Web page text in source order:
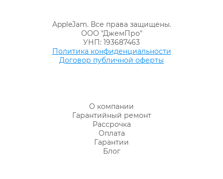
AppleJam. Все права защищены.
ООО "ДжемПро"
УНП: 193687463
Политика конфиденциальности
Договор публичной оферты
О компании
Гарантийный ремонт
Рассрочка
Оплата
Гарантии
Блог